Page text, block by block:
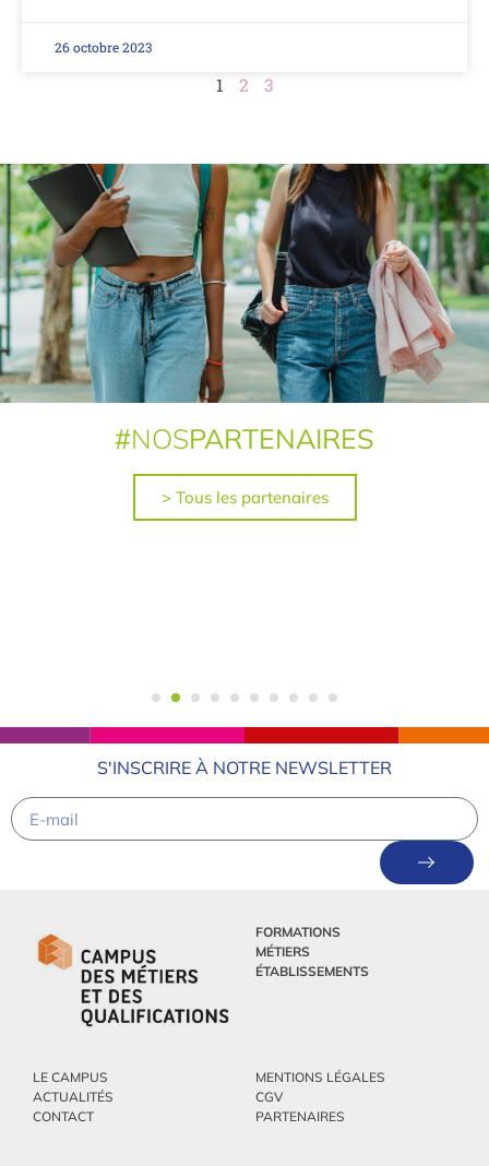
26 octobre 2023
1 2 3
#NOSPARTENAIRES
> Tous les partenaires
S'INSCRIRE À NOTRE NEWSLETTER
FORMATIONS
MÉTIERS
ÉTABLISSEMENTS
LE CAMPUS
ACTUALITÉS
CONTACT
MENTIONS LÉGALES
CGV
PARTENAIRES